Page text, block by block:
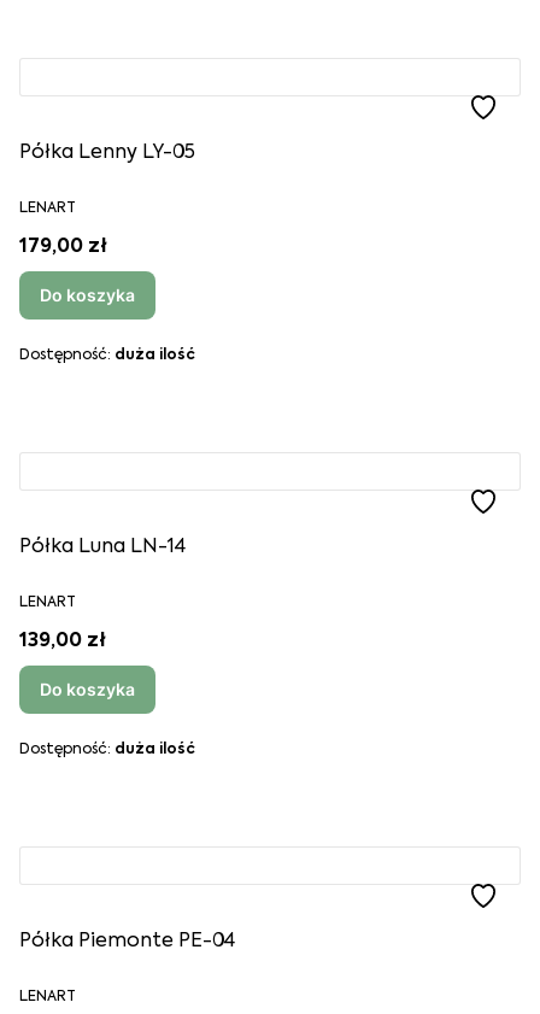
Półka Lenny LY-05
LENART
179,00 zł
Do koszyka
Dostępność: duża ilość
Półka Luna LN-14
LENART
139,00 zł
Do koszyka
Dostępność: duża ilość
Półka Piemonte PE-04
LENART